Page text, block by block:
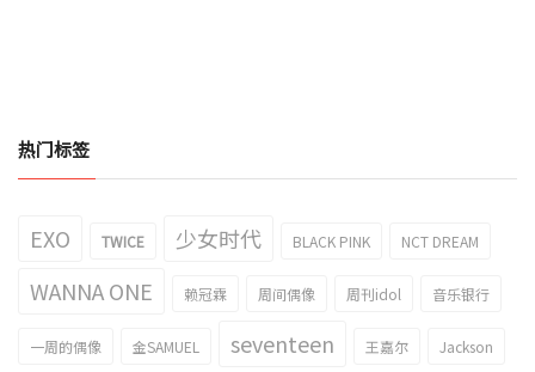
热门标签
EXO TWICE 少女时代 BLACK PINK NCT DREAM
WANNA ONE 赖冠霖 周间偶像 周刊idol 音乐银行
一周的偶像 金SAMUEL seventeen 王嘉尔 Jackson